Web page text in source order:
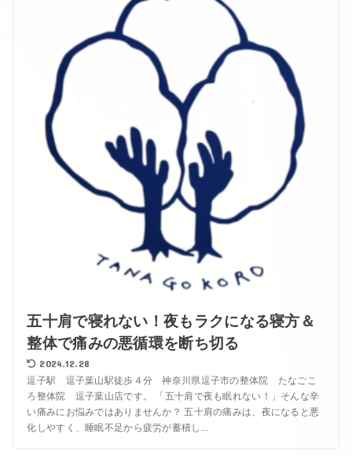
五十肩で寝れない！夜もラクになる寝方＆
整体で痛みの悪循環を断ち切る
2024.12.28
逗子駅 逗子葉山駅徒歩４分 神奈川県逗子市の整体院 たなごこ
ろ整体院 逗子葉山店です。 「五十肩で夜も眠れない！」そんな辛
い痛みにお悩みではありませんか？ 五十肩の痛みは、夜になると悪
化しやすく、睡眠不足から疲労が蓄積し...